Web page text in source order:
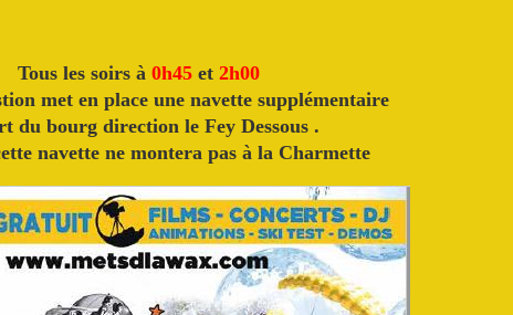
Tous les soirs à 0h45et 2h00
met en place une navette supplémentaire
du bourg direction le Fey Dessous .
navette ne montera pas à la Charmette